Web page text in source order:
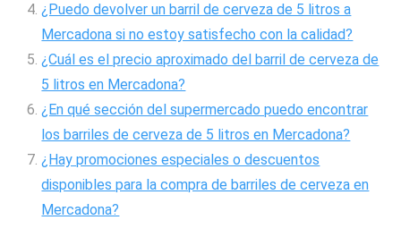
¿Puedo devolver un barril de cerveza de 5 litros a
Mercadona si no estoy satisfecho con la calidad?
¿Cuál es el precio aproximado del barril de cerveza de
5 litros en Mercadona?
¿En qué sección del supermercado puedo encontrar
los barriles de cerveza de 5 litros en Mercadona?
¿Hay promociones especiales o descuentos
disponibles para la compra de barriles de cerveza en
Mercadona?